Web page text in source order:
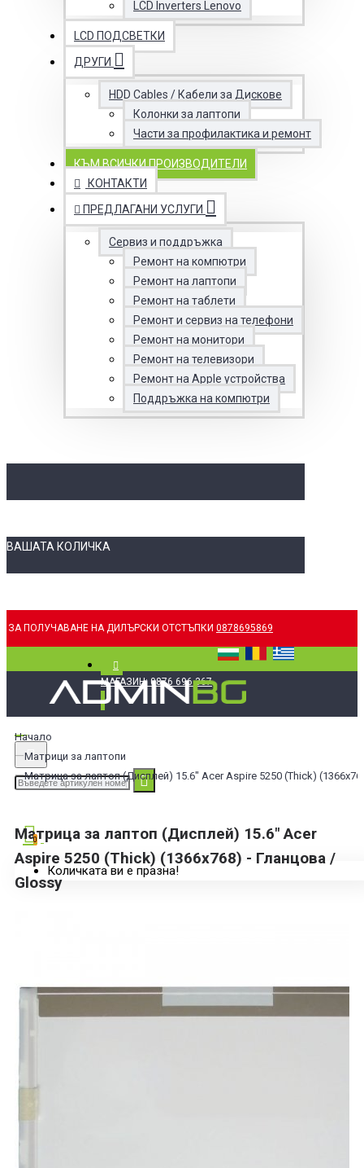
LCD Inverters Lenovo
LCD ПОДСВЕТКИ
ДРУГИ
HDD Cables / Кабели за Дискове
Колонки за лаптопи
Части за профилактика и ремонт
КЪМ ВСИЧКИ ПРОИЗВОДИТЕЛИ
КОНТАКТИ
ПРЕДЛАГАНИ УСЛУГИ
Сервиз и поддръжка
Ремонт на компютри
Ремонт на лаптопи
Ремонт на таблети
Ремонт и сервиз на телефони
Ремонт на монитори
Ремонт на телевизори
Ремонт на Apple устройства
Поддръжка на компютри
ВАШАТА КОЛИЧКА
ЗА ПОЛУЧАВАНЕ НА ДИЛЪРСКИ ОТСТЪПКИ 0878695869
МАГАЗИН: 0876 696 367
0
Количката ви е празна!
Начало
Матрици за лаптопи
Матрица за лаптоп (Дисплей) 15.6" Acer Aspire 5250 (Thick)
Матрица за лаптоп (Дисплей) 15.6" Acer
Aspire 5250 (Thick) (1366x768) - Гланцова /
Glossy